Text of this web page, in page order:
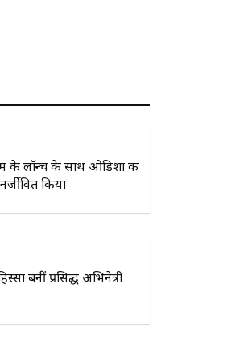
के लॉन्च के साथ ओडिशा की
किया
बनीं प्रसिद्ध अभिनेत्री